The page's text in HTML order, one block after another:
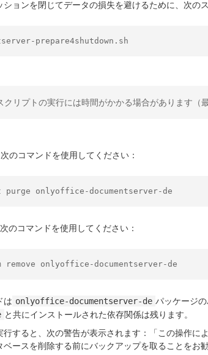
ションを閉じてデータの損失を避けるために、次の
prepare4shutdown.sh
クリプトの実行には時間がかかる場合があります（
のコマンドを使用してください：
purge onlyoffice-documentserver-de
のコマンドを使用してください：
remove onlyoffice-documentserver-de
は onlyoffice-documentserver-de パッケージ
と共にインストールされた依存関係は残ります。
行すると、次の警告が表示されます：「この操作に
ベースを削除する前にバックアップを取ることをお